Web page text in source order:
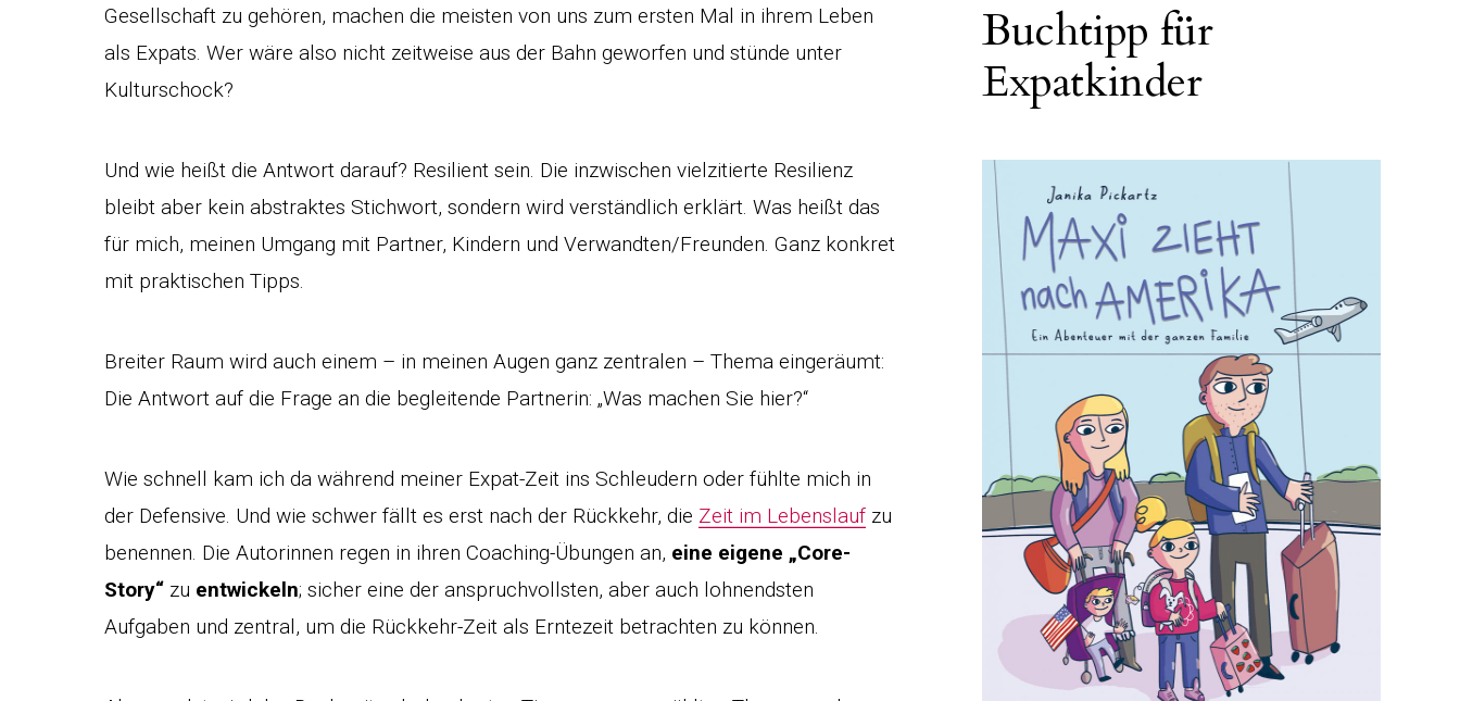
Gesellschaft zu gehören, machen die meisten von uns zum ersten Mal in ihrem Leben
als Expats. Wer wäre also nicht zeitweise aus der Bahn geworfen und stünde unter
Kulturschock?
Und wie heißt die Antwort darauf? Resilient sein. Die inzwischen vielzitierte Resilienz
bleibt aber kein abstraktes Stichwort, sondern wird verständlich erklärt. Was heißt das
für mich, meinen Umgang mit Partner, Kindern und Verwandten/Freunden. Ganz konkret
mit praktischen Tipps.
Breiter Raum wird auch einem – in meinen Augen ganz zentralen – Thema eingeräumt:
Die Antwort auf die Frage an die begleitende Partnerin: „Was machen Sie hier?“
Wie schnell kam ich da während meiner Expat-Zeit ins Schleudern oder fühlte mich in
der Defensive. Und wie schwer fällt es erst nach der Rückkehr, die Zeit im Lebenslauf zu
benennen. Die Autorinnen regen in ihren Coaching-Übungen an, eine eigene „Core-
Story“ zu entwickeln; sicher eine der anspruchvollsten, aber auch lohnendsten
Aufgaben und zentral, um die Rückkehr-Zeit als Erntezeit betrachten zu können.
Buchtipp für
Expatkinder